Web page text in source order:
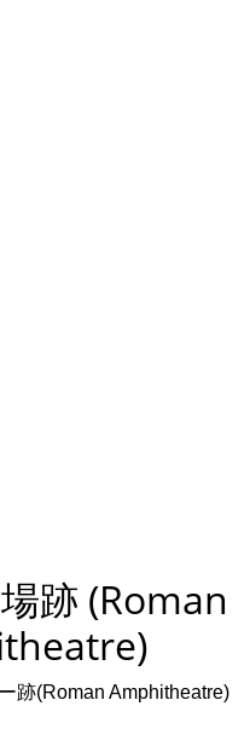
跡 (Roman
跡(Roman Amphitheatre)